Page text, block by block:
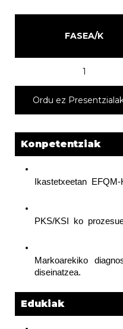
FASEA/K
1
Ordu ez
Konpetentziak
Ikastetxeetan
PKS/KSI  ko
Markoarekiko
diseinatzea.
Edukiak